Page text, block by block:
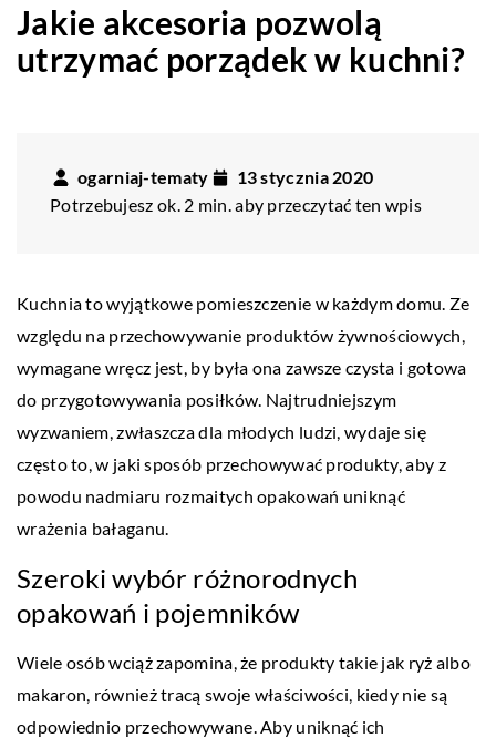
Jakie akcesoria pozwolą
utrzymać porządek w kuchni?
ogarniaj-tematy
13 stycznia 2020
Potrzebujesz ok. 2 min. aby przeczytać ten wpis
Kuchnia to wyjątkowe pomieszczenie w każdym domu. Ze
względu na przechowywanie produktów żywnościowych,
wymagane wręcz jest, by była ona zawsze czysta i gotowa
do przygotowywania posiłków. Najtrudniejszym
wyzwaniem, zwłaszcza dla młodych ludzi, wydaje się
często to, w jaki sposób przechowywać produkty, aby z
powodu nadmiaru rozmaitych opakowań uniknąć
wrażenia bałaganu.
Szeroki wybór różnorodnych
opakowań i pojemników
Wiele osób wciąż zapomina, że produkty takie jak ryż albo
makaron, również tracą swoje właściwości, kiedy nie są
odpowiednio przechowywane. Aby uniknąć ich